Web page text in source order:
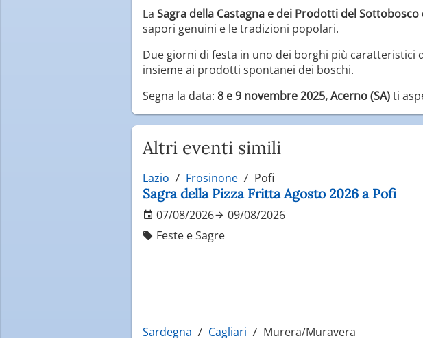
La Sagra della Castagna e dei Prodotti del Sottobosco
sapori genuini e le tradizioni popolari.
Due giorni di festa in uno dei borghi più caratteristici
insieme ai prodotti spontanei dei boschi.
Segna la data: 8 e 9 novembre 2025, Acerno (SA)ti
Altri eventi simili
Lazio Frosinone Pofi
Sagra della Pizza Fritta Agosto 2026 a Pofi
07/08/2026
09/08/2026
Feste e Sagre
Sardegna Cagliari Murera/Muravera